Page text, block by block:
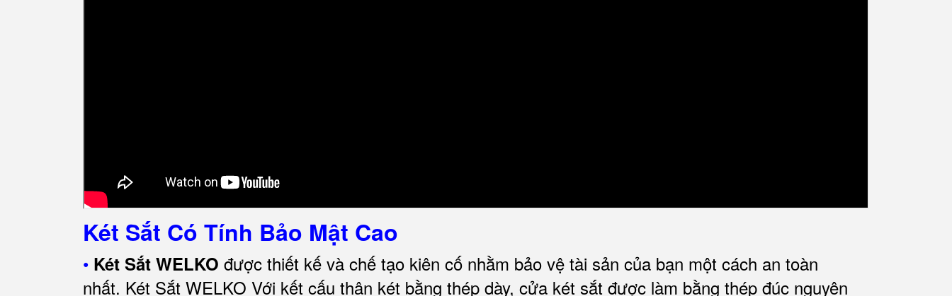
Két Sắt Có Tính Bảo Mật Cao
• Két Sắt WELKO được thiết kế và chế tạo kiên cố nhằm bảo vệ tài sản của bạn một cách an toàn
nhất. Két Sắt WELKO Với kết cấu thân két bằng thép dày, cửa két sắt được làm bằng thép đúc nguyên